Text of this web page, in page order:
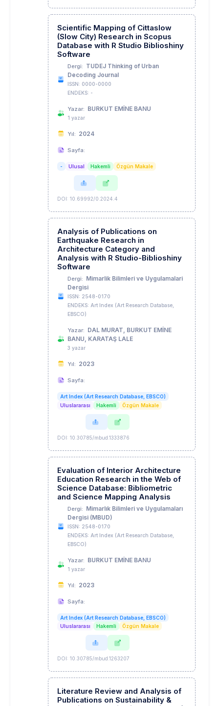
Scientific Mapping of Cittaslow
(Slow City) Research in Scopus
Database with R Studio Biblioshiny
Software
Dergi: TUDEJ Thinking of Urban
Decoding Journal
ISSN: 0000-0000
ENDEKS: -
Yazar: BURKUT EMİNE BANU
1 yazar
Yıl: 2024
Sayfa:
- Ulusal Hakemli Özgün Makale
DOI: 10.69992/0.2024.4
Analysis of Publications on
Earthquake Research in
Architecture Category and
Analysis with R Studio-Biblioshiny
Software
Dergi: Mimarlik Bilimleri ve Uygulamalari
Dergisi
ISSN: 2548-0170
ENDEKS: Art Index (Art Research Database,
EBSCO)
Yazar: DAL MURAT, BURKUT EMİNE
BANU, KARATAŞ LALE
3 yazar
Yıl: 2023
Sayfa:
Art Index (Art Research Database, EBSCO)
Uluslararası
Hakemli Özgün Makale
DOI: 10.30785/mbud.1333876
Evaluation of Interior Architecture
Education Research in the Web of
Science Database: Bibliometric
and Science Mapping Analysis
Dergi: Mimarlık Bilimleri ve Uygulamaları
Dergisi (MBUD)
ISSN: 2548-0170
ENDEKS: Art Index (Art Research Database,
EBSCO)
Yazar: BURKUT EMİNE BANU
1 yazar
Yıl: 2023
Sayfa:
Art Index (Art Research Database, EBSCO)
Uluslararası
Hakemli Özgün Makale
DOI: 10.30785/mbud.1263207
Literature Review and Analysis of
Publications on Sustainability &